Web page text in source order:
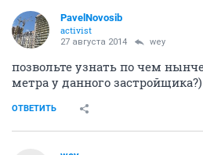
PavelNovosib
activist
27 августа 2014 wey
позвольте узнать по чем
метра у данного застройщика?)
ОТВЕТИТЬ